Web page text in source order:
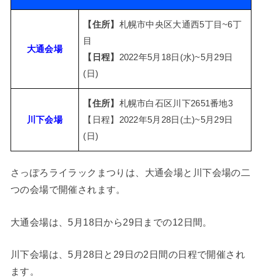
大通会場
【住所】 札幌市中央区大通西5丁目~6丁
目
【日程】 2022年5月18日(水)~5月29日
(日)
川下会場
【住所】 札幌市白石区川下2651番地3
【日程】2022年5月28日(土)~5月29日
(日)
さっぽろライラックまつりは、大通会場と川下会場の二
つの会場で開催されます。
大通会場は、5月18日から29日までの12日間。
川下会場は、5月28日と29日の2日間の日程で開催され
ます。